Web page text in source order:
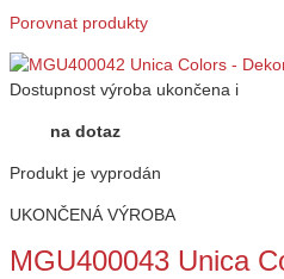
Porovnat produkty
Dostupnost výroba ukončena i
na dotaz
Produkt je vyprodán
UKONČENÁ VÝROBA
MGU400043 Unica